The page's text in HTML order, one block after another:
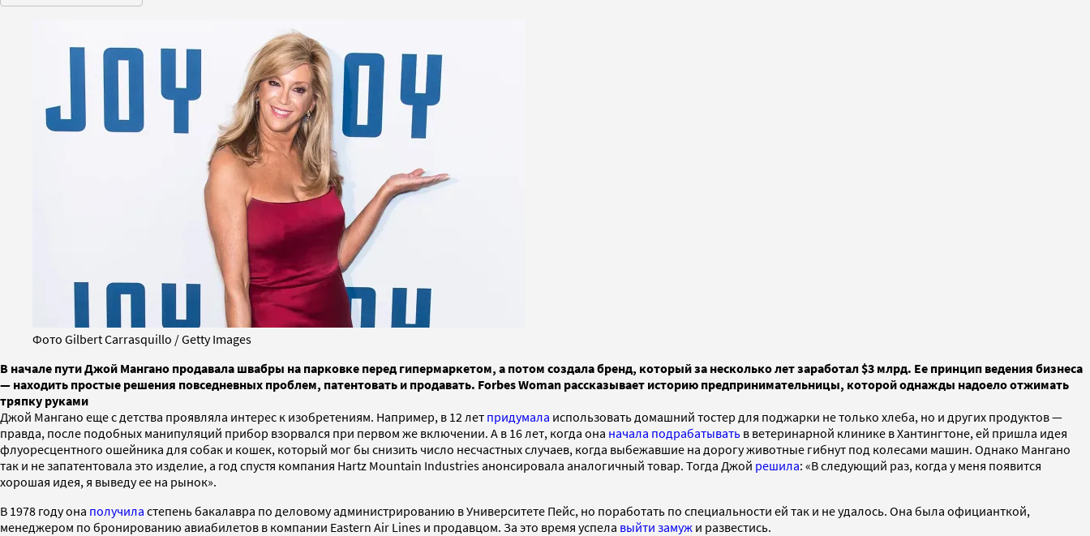
Фото Gilbert Carrasquillo / Getty Images
В начале пути Джой Мангано продавала швабры на парковке перед гипермаркетом, а потом создала бренд, который за несколько лет заработал $3 млрд. Ее принцип ведения бизнеса
— находить простые решения повседневных проблем, патентовать и продавать. Forbes Woman рассказывает историю предпринимательницы, которой однажды надоело отжимать
тряпку руками
Джой Мангано еще с детства проявляла интерес к изобретениям. Например, в 12 лет придумала использовать домашний тостер для поджарки не только хлеба, но и других продуктов —
правда, после подобных манипуляций прибор взорвался при первом же включении. А в 16 лет, когда она начала подрабатывать в ветеринарной клинике в Хантингтоне, ей пришла идея
флуоресцентного ошейника для собак и кошек, который мог бы снизить число несчастных случаев, когда выбежавшие на дорогу животные гибнут под колесами машин. Однако Мангано
так и не запатентовала это изделие, а год спустя компания Hartz Mountain Industries анонсировала аналогичный товар. Тогда Джой решила: «В следующий раз, когда у меня появится
хорошая идея, я выведу ее на рынок».
В 1978 году она получила степень бакалавра по деловому администрированию в Университете Пейс, но поработать по специальности ей так и не удалось. Она была официанткой,
менеджером по бронированию авиабилетов в компании Eastern Air Lines и продавцом. За это время успела выйти замуж и развестись.